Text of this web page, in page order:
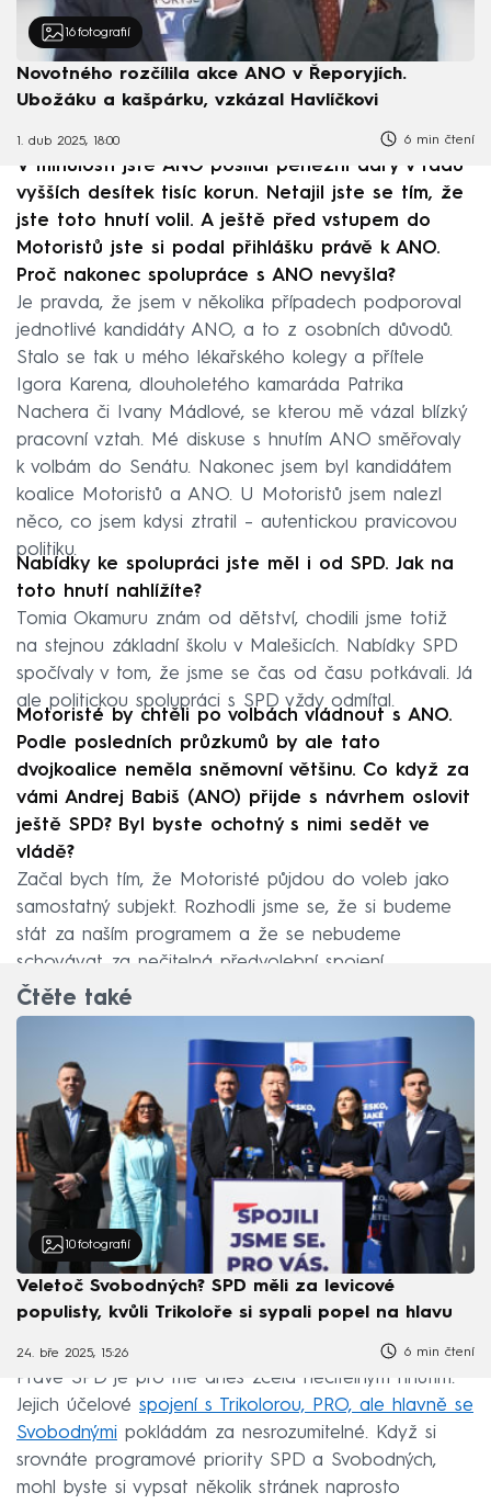
16 fotografií
Novotného rozčílila akce ANO v Řeporyjích.
Ubožáku a kašpárku, vzkázal Havlíčkovi
1. dub 2025, 18:00 6 min čtení
V minulosti jste ANO posílal peněžní dary v řádu
vyšších desítek tisíc korun. Netajil jste se tím, že
jste toto hnutí volil. A ještě před vstupem do
Motoristů jste si podal přihlášku právě k ANO.
Proč nakonec spolupráce s ANO nevyšla?
Je pravda, že jsem v několika případech podporoval
jednotlivé kandidáty ANO, a to z osobních důvodů.
Stalo se tak u mého lékařského kolegy a přítele
Igora Karena, dlouholetého kamaráda Patrika
Nachera či Ivany Mádlové, se kterou mě vázal blízký
pracovní vztah. Mé diskuse s hnutím ANO směřovaly
k volbám do Senátu. Nakonec jsem byl kandidátem
koalice Motoristů a ANO. U Motoristů jsem nalezl
něco, co jsem kdysi ztratil – autentickou pravicovou
politiku.
Nabídky ke spolupráci jste měl i od SPD. Jak na
toto hnutí nahlížíte?
Tomia Okamuru znám od dětství, chodili jsme totiž
na stejnou základní školu v Malešicích. Nabídky SPD
spočívaly v tom, že jsme se čas od času potkávali. Já
ale politickou spolupráci s SPD vždy odmítal.
Motoristé by chtěli po volbách vládnout s ANO.
Podle posledních průzkumů by ale tato
dvojkoalice neměla sněmovní většinu. Co když za
vámi Andrej Babiš (ANO) přijde s návrhem oslovit
ještě SPD? Byl byste ochotný s nimi sedět ve
vládě?
Začal bych tím, že Motoristé půjdou do voleb jako
samostatný subjekt. Rozhodli jsme se, že si budeme
stát za naším programem a že se nebudeme
schovávat za nečitelná předvolební spojení.
Čtěte také
10 fotografií
Veletoč Svobodných? SPD měli za levicové
populisty, kvůli Trikoloře si sypali popel na hlavu
24. bře 2025, 15:26 6 min čtení
Právě SPD je pro mě dnes zcela nečitelným hnutím.
Jejich účelové spojení s Trikolorou, PRO, ale hlavně se
Svobodnými pokládám za nesrozumitelné. Když si
srovnáte programové priority SPD a Svobodných,
mohl byste si vypsat několik stránek naprosto